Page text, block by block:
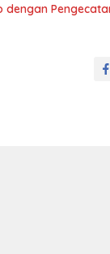
dengan